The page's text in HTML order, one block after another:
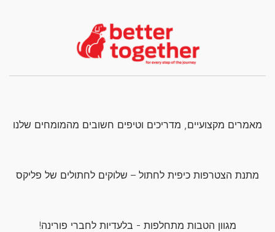
מאמרים מקצועיים, מדריכים וטיפים חשובים מהמומחים שלנו
מתנת הצטרפות כיפית לחתול – שלוקים לחתולים של פליקס
מגוון הטבות מתחלפות - בלעדיות לחברי פורינה!